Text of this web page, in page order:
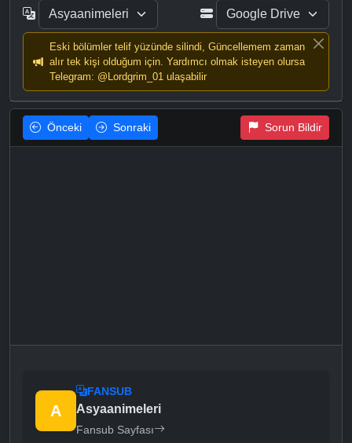
Eski bölümler telif yüzünde silindi, Güncellemem zaman
alır tek kişi olduğum için. Yardımcı olmak isteyen olursa
Telegram: @Lordgrim_01 ulaşabilir
Önceki Sonraki Sorun Bildir
A
FANSUB
Asyaanimeleri
Fansub Sayfası